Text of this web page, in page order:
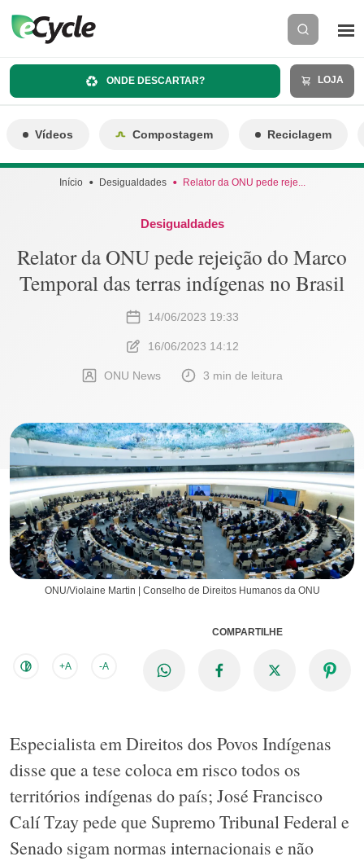
ONDE DESCARTAR? LOJA
Vídeos Compostagem Reciclagem
Início Desigualdades Relator da ONU pede reje...
Desigualdades
Relator da ONU pede rejeição do Marco
Temporal das terras indígenas no Brasil
14/06/2023 19:33
16/06/2023 14:12
ONU News 3 min de leitura
ONU/Violaine Martin | Conselho de Direitos Humanos da ONU
+A -A
COMPARTILHE
Especialista em Direitos dos Povos Indígenas
disse que a tese coloca em risco todos os
territórios indígenas do país; José Francisco
Calí Tzay pede que Supremo Tribunal Federal e
Senado sigam normas internacionais e não